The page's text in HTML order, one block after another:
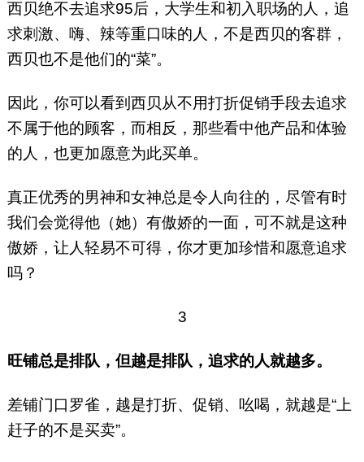
西贝绝不去追求95后，大学生和初入职场的人，追
求刺激、嗨、辣等重口味的人，不是西贝的客群，
西贝也不是他们的“菜”。
因此，你可以看到西贝从不用打折促销手段去追求
不属于他的顾客，而相反，那些看中他产品和体验
的人，也更加愿意为此买单。
真正优秀的男神和女神总是令人向往的，尽管有时
我们会觉得他（她）有傲娇的一面，可不就是这种
傲娇，让人轻易不可得，你才更加珍惜和愿意追求
吗？
3
旺铺总是排队，但越是排队，追求的人就越多。
差铺门口罗雀，越是打折、促销、吆喝，就越是“上
赶子的不是买卖”。